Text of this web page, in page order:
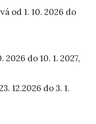
od 1. 10. 2026 do
2026 do 10. 1. 2027,
12.2026 do 3. 1.